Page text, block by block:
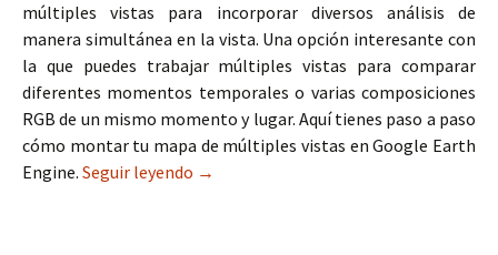
múltiples vistas para incorporar diversos análisis de
manera simultánea en la vista. Una opción interesante con
la que puedes trabajar múltiples vistas para comparar
diferentes momentos temporales o varias composiciones
RGB de un mismo momento y lugar. Aquí tienes paso a paso
cómo montar tu mapa de múltiples vistas en Google Earth
Engine. Seguir leyendo Cómo montar múltiples vistas en
→